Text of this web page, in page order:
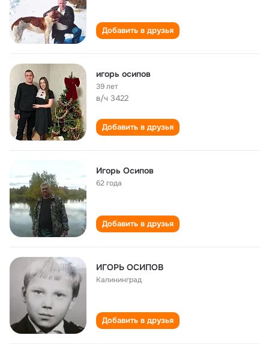
Добавить в друзья
игорь осипов
39 лет
в/ч 3422
Добавить в друзья
Игорь Осипов
62 года
Добавить в друзья
ИГОРЬ ОСИПОВ
Калининград
Добавить в друзья